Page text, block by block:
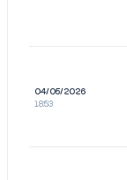
04/05/2026
18:53